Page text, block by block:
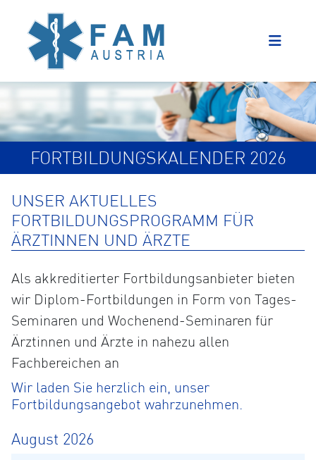
FORTBILDUNGSKALENDER 2026
UNSER AKTUELLES
FORTBILDUNGSPROGRAMM FÜR
ÄRZTINNEN UND ÄRZTE
Als akkreditierter Fortbildungsanbieter bieten
wir Diplom-Fortbildungen in Form von Tages-
Seminaren und Wochenend-Seminaren für
Ärztinnen und Ärzte in nahezu allen
Fachbereichen an
Wir laden Sie herzlich ein, unser
Fortbildungsangebot wahrzunehmen.
August 2026